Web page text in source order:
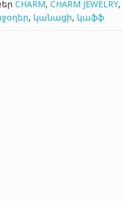
CHARM, CHARM JEWELRY,
, կանացի, կաֆֆ